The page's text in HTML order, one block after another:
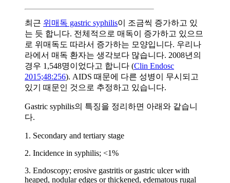
최근 위매독 gastric syphilis이 조금씩 증가하고 있
는 듯 합니다. 전체적으로 매독이 증가하고 있으므
로 위매독도 따라서 증가하는 모양입니다. 우리나
라에서 매독 환자는 생각보다 많습니다. 2008년의
경우 1,548명이었다고 합니다 (Clin Endosc
2015;48:256). AIDS 때문에 다른 성병이 무시되고
있기 때문인 것으로 추정하고 있습니다.
Gastric syphilis의 특징을 정리하면 아래와 같습니
다.
1. Secondary and tertiary stage
2. Incidence in syphilis; <1%
3. Endoscopy; erosive gastritis or gastric ulcer with
heaped, nodular edges or thickened, edematous rugal